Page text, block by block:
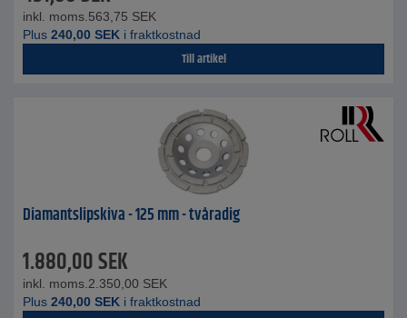
inkl. moms. 563,75 SEK
Plus 240,00 SEK i fraktkostnad
Till artikel
Diamantslipskiva - 125 mm - tvåradig
1.880,00SEK
inkl. moms. 2.350,00 SEK
Plus 240,00 SEK i fraktkostnad